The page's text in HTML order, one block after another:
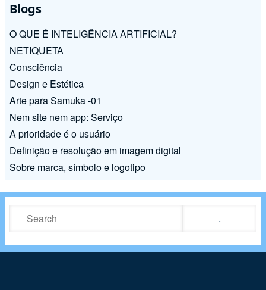
Blogs
O QUE É INTELIGÊNCIA ARTIFICIAL?
NETIQUETA
Consciência
Design e Estética
Arte para Samuka -01
Nem site nem app: Serviço
A prioridade é o usuário
Definição e resolução em imagem digital
Sobre marca, símbolo e logotipo
Search